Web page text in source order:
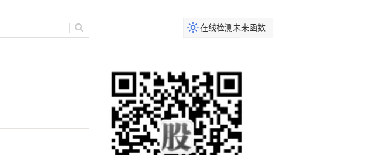
在线检测未来函数